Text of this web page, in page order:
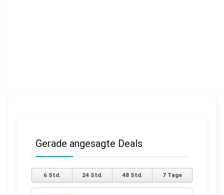
Gerade angesagte Deals
6 Std. 24 Std. 48 Std. 7 Tage